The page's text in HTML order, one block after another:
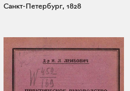
Санкт-Петербург, 1828